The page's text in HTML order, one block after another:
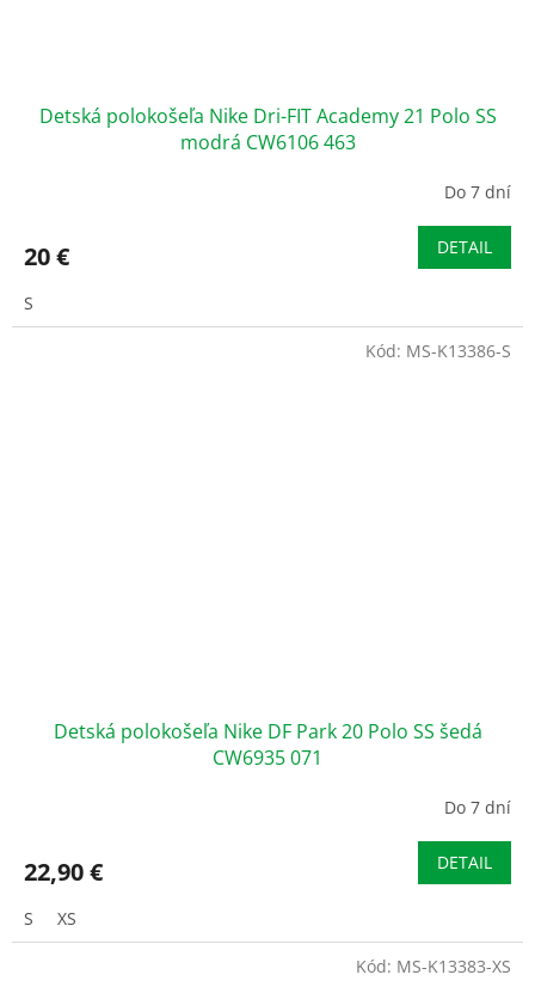
Detská polokošeľa Nike Dri-FIT Academy 21 Polo SS
modrá CW6106 463
Do 7 dní
20 € DETAIL
S
Detská polokošeľa Nike DF Park 20 Polo SS šedá
CW6935 071
Do 7 dní
22,90 € DETAIL
S XS
Kód: MS-K13386-S
Kód: MS-K13383-XS